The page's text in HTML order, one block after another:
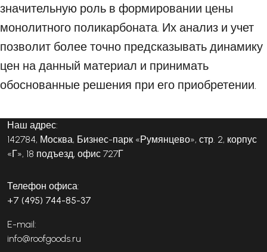
значительную роль в формировании цены
монолитного поликарбоната. Их анализ и учет
позволит более точно предсказывать динамику
цен на данный материал и принимать
обоснованные решения при его приобретении.
Наш адрес:
142784, Москва, Бизнес-парк «Румянцево», стр. 2, корпус
«Г», 18 подъезд, офис 727Г
Телефон офиса:
+7 (495) 744-85-37
E-mail:
info@roofgoods.ru